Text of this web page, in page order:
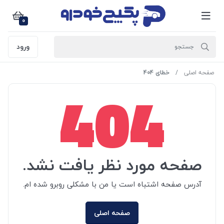
0
ورود
صفحه اصلی خطای 404
404
صفحه مورد نظر یافت نشد.
آدرس صفحه اشتباه است یا من با مشکلی روبرو شده ام.
صفحه اصلی